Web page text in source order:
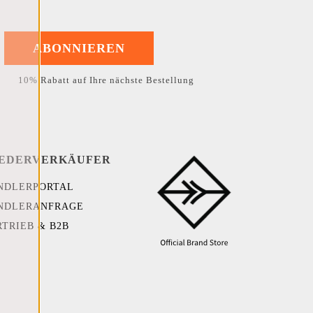
ABONNIEREN
10% Rabatt auf Ihre nächste Bestellung
& B2B